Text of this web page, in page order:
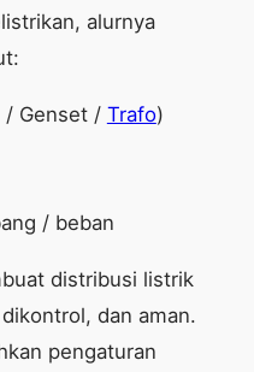
alurnya
/ Genset / Trafo)
/ beban
distribusi listrik
dan aman.
pengaturan